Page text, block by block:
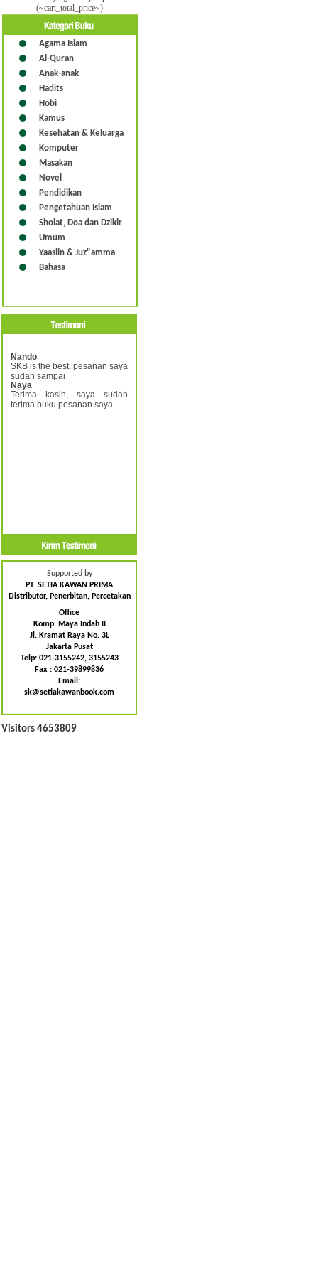
(~cart_total_price~)
Agama Islam
Al-Quran
Anak-anak
Hadits
Hobi
Kamus
Kesehatan & Keluarga
Komputer
Masakan
Novel
Pendidikan
Pengetahuan Islam
Sholat, Doa dan Dzikir
Umum
Yaasiin & Juz"amma
Bahasa
Supported by
PT. SETIA KAWAN PRIMA
Distributor, Penerbitan, Percetakan
Office
Komp. Maya Indah II
Jl. Kramat Raya No. 3L
Jakarta Pusat
Telp: 021-3155242, 3155243
Fax : 021-39899836
Email:
sk@setiakawanbook.com
Visitors 4653809
Nando
SKB is the best, pesanan saya
sudah sampai
Naya
Terima kasih, saya sudah
terima buku pesanan saya